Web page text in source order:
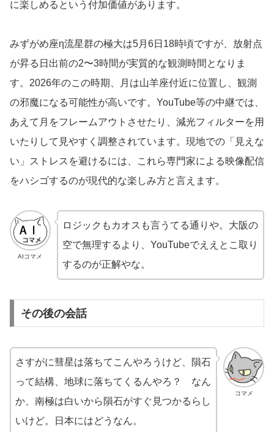
に楽しめるという付加価値があります。
みずがめ座η流星群の極大は5月6日18時頃ですが、放射点
が昇る日出前の2〜3時間が実質的な観測時間となりま
す。2026年のこの時期、月は山羊座付近に位置し、観測
の邪魔になる可能性が高いです。YouTube等の中継では、
あえて月をフレームアウトさせたり、減光フィルターを用
いたりして見やすく調整されています。現地での「見えな
い」ストレスを避けるには、これら専門家による映像配信
をハシゴするのが現代的な楽しみ方と言えます。
AIコマメ
ロジックもカオスも言うてる通りや。大阪の
空で無理するより、YouTubeでええとこ取り
するのが正解やな。
その後の会話
コマメ
さすがに彗星は落ちてこんやろうけど、隕石
って結構、地球に落ちてくるんやろ？ なん
か、南極は白いから隕石がすぐ見つかるらし
いけど。日本にはどうなん。